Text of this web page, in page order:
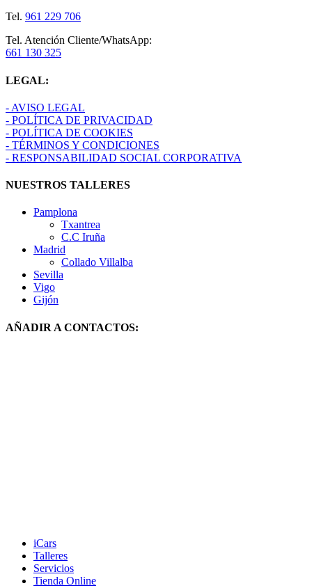
Tel. 961 229 706
Tel. Atención Cliente/WhatsApp:
661 130 325
LEGAL:
- AVISO LEGAL
- POLÍTICA DE PRIVACIDAD
- POLÍTICA DE COOKIES
- TÉRMINOS Y CONDICIONES
- RESPONSABILIDAD SOCIAL CORPORATIVA
NUESTROS TALLERES
Pamplona
Txantrea
C.C Iruña
Madrid
Collado Villalba
Sevilla
Vigo
Gijón
AÑADIR A CONTACTOS:
iCars
Talleres
Servicios
Tienda Online